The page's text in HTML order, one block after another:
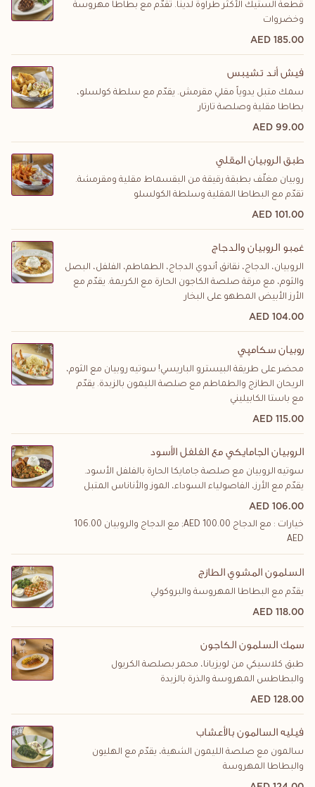
قطعة الستيك الأكثر طراوة لدينا. تقدّم مع بطاطا مهروسة
وخضروات
185.00 AED
فيش أند تشيبس
سمك متبل يدوياً مقلي مقرمش. يقدّم مع سلطة كولسلو،
بطاطا مقلية وصلصة تارتار
99.00 AED
طبق الروبيان المقلي
روبيان مغلّف بطبقة رقيقة من البقسماط مقلية ومقرمشة.
تقدّم مع البطاطا المقلية وسلطة الكولسلو
101.00 AED
غمبو الروبيان والدجاج
الروبيان، الدجاج، نقانق أندوي الدجاج، الطماطم، الفلفل، البصل
والثوم، مع مرقة صلصة الكاجون الحارة مع الكريمة. يقدّم مع
الأرز الأبيض المطهو على البخار
104.00 AED
روبيان سكامپي
محضر على طريقة البيسترو الباريسي! سوتيه روبيان مع الثوم،
الريحان الطازج والطماطم مع صلصة الليمون بالزبدة. يقدّم
مع باستا الكابيليني
115.00 AED
الروبيان الجامايكي مع الفلفل الأسود
سوتيه الروبيان مع صلصة جامايكا الحارة بالفلفل الأسود.
يقدّم مع الأرز، الفاصولياء السوداء، الموز والأناناس المتبل
106.00 AED
خيارات : مع الدجاج 100.00
106.00
AED
السلمون المشوي الطازج
يقدّم مع البطاطا المهروسة والبروكولي
118.00 AED
سمك السلمون الكاجون
طبق كلاسيكي من لويزيانا، محمر بصلصة الكريول
والبطاطس المهروسة والذرة بالزبدة
128.00 AED
فيليه السالمون بالأعشاب
سالمون مع صلصة الليمون الشهية، يقدّم مع الهليون
والبطاطا المهروسة